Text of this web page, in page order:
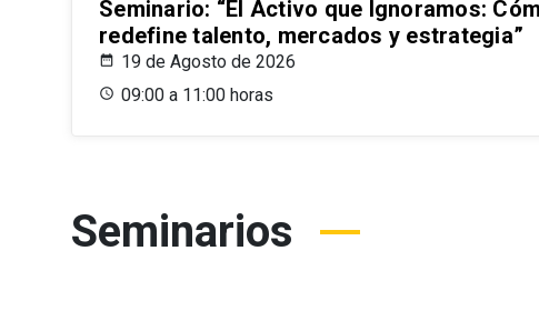
Seminario: “El Activo que Ignoramos:
redefine talento, mercados y estrategia”
19 de Agosto de 2026
09:00 a 11:00 horas
Seminarios